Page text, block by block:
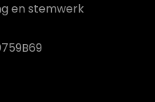
en stemwerk